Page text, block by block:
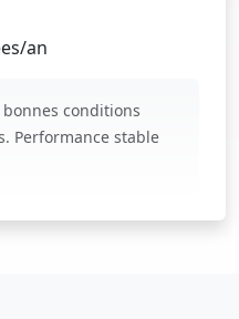
an
conditions
Performance stable